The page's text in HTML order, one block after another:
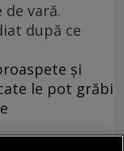
vară.
după ce
și
le pot grăbi